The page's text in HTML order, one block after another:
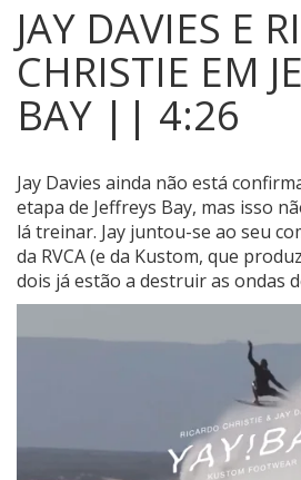
JAY DAVIES E
CHRISTIE EM
BAY || 4:26
Jay Davies ainda não está
etapa de Jeffreys Bay, mas isso
lá treinar. Jay juntou-se ao seu
da RVCA (e da Kustom, que
dois já estão a destruir as ondas